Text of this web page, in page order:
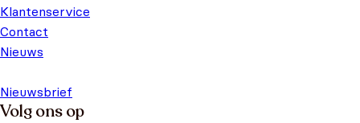
Klantenservice
Contact
Nieuws
Nieuwsbrief
Volg ons op